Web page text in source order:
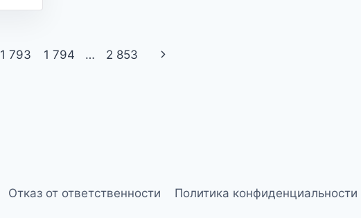
1 793 1 794 … 2 853
Следующая
Отказ от ответственности Политика конфиденциальности